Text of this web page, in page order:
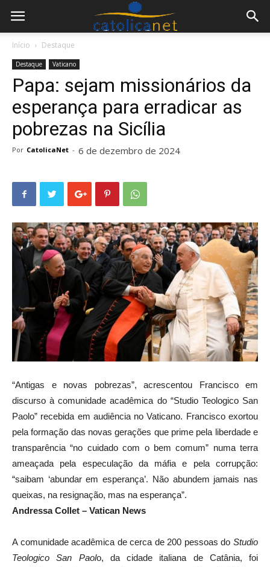
Início Destaque
Destaque Vaticano
Papa: sejam missionários da
esperança para erradicar as
pobrezas na Sicília
Por CatolicaNet - 6 de dezembro de 2024
“Antigas e novas pobrezas”, acrescentou Francisco em
discurso à comunidade acadêmica do “Studio Teologico San
Paolo” recebida em audiência no Vaticano. Francisco exortou
pela formação das novas gerações que prime pela liberdade e
transparência “no cuidado com o bem comum” numa terra
ameaçada pela especulação da máfia e pela corrupção:
“saibam ‘abundar em esperança’. Não abundem jamais nas
queixas, na resignação, mas na esperança”.
Andressa Collet – Vatican News
A comunidade acadêmica de cerca de 200 pessoas do Studio
Teologico San Paolo, da cidade italiana de Catânia, foi